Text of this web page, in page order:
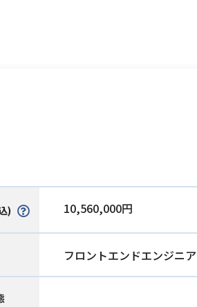
) 10,560,000円
フロントエンドエンジニア